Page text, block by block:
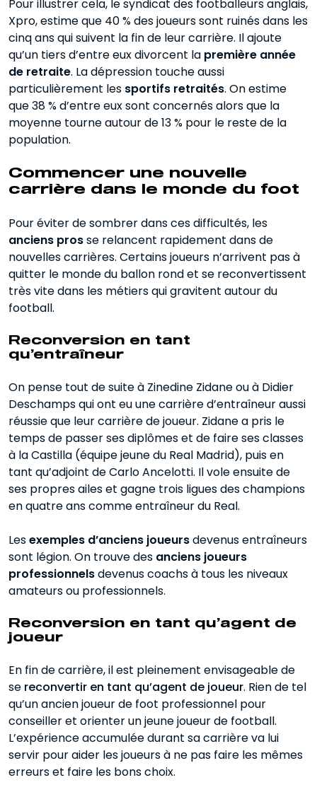
Pour illustrer cela, le syndicat des footballeurs anglais,
Xpro, estime que 40 % des joueurs sont ruinés dans les
cinq ans qui suivent la fin de leur carrière. Il ajoute
qu’un tiers d’entre eux divorcent la première année
de retraite. La dépression touche aussi
particulièrement les sportifs retraités. On estime
que 38 % d’entre eux sont concernés alors que la
moyenne tourne autour de 13 % pour le reste de la
population.
Commencer une nouvelle
carrière dans le monde du foot
Pour éviter de sombrer dans ces difficultés, les
anciens prosse relancent rapidement dans de
nouvelles carrières. Certains joueurs n’arrivent pas à
quitter le monde du ballon rond et se reconvertissent
très vite dans les métiers qui gravitent autour du
football.
Reconversion en tant
qu’entraîneur
On pense tout de suite à Zinedine Zidane ou à Didier
Deschamps qui ont eu une carrière d’entraîneur aussi
réussie que leur carrière de joueur. Zidane a pris le
temps de passer ses diplômes et de faire ses classes
à la Castilla (équipe jeune du Real Madrid), puis en
tant qu’adjoint de Carlo Ancelotti. Il vole ensuite de
ses propres ailes et gagne trois ligues des champions
en quatre ans comme entraîneur du Real.
Lesexemples d’anciens joueursdevenus entraîneurs
sont légion. On trouve des anciens joueurs
professionnelsdevenus coachs à tous les niveaux
amateurs ou professionnels.
Reconversion en tant qu’agent de
joueur
En fin de carrière, il est pleinement envisageable de
se reconvertir en tant qu’agent de joueur. Rien de tel
qu’un ancien joueur de foot professionnel pour
conseiller et orienter un jeune joueur de football.
L’expérience accumulée durant sa carrière va lui
servir pour aider les joueurs à ne pas faire les mêmes
erreurs et faire les bons choix.